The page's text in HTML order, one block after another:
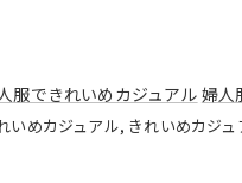
服できれいめカジュアル 婦人
いめカジュアル きれいめカジュ